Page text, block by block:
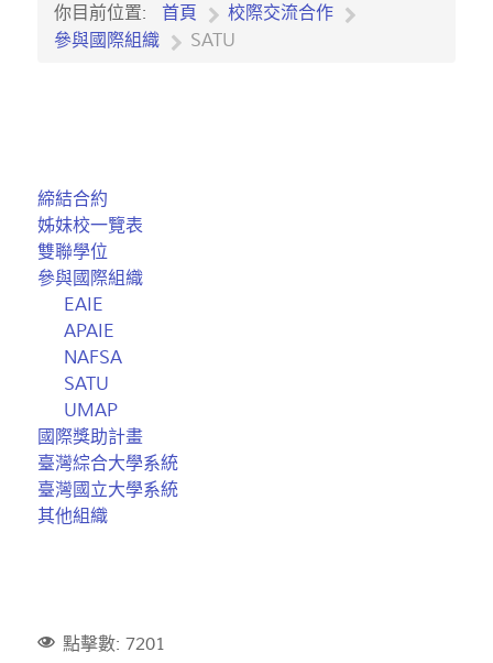
你目前位置: 首頁
校際交流合作
參與國際組織
SATU
締結合約
姊妹校一覽表
雙聯學位
參與國際組織
EAIE
APAIE
NAFSA
SATU
UMAP
國際獎助計畫
臺灣綜合大學系統
臺灣國立大學系統
其他組織
點擊數: 7201